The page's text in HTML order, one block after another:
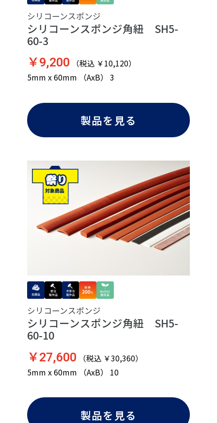
シリコーンスポンジ
シリコーンスポンジ角紐 SH5-
60-3
￥9,200 （税込 ￥10,120）
5mm x 60mm （AxB） 3
製品を見る
シリコーンスポンジ
シリコーンスポンジ角紐 SH5-
60-10
￥27,600 （税込 ￥30,360）
5mm x 60mm （AxB） 10
製品を見る